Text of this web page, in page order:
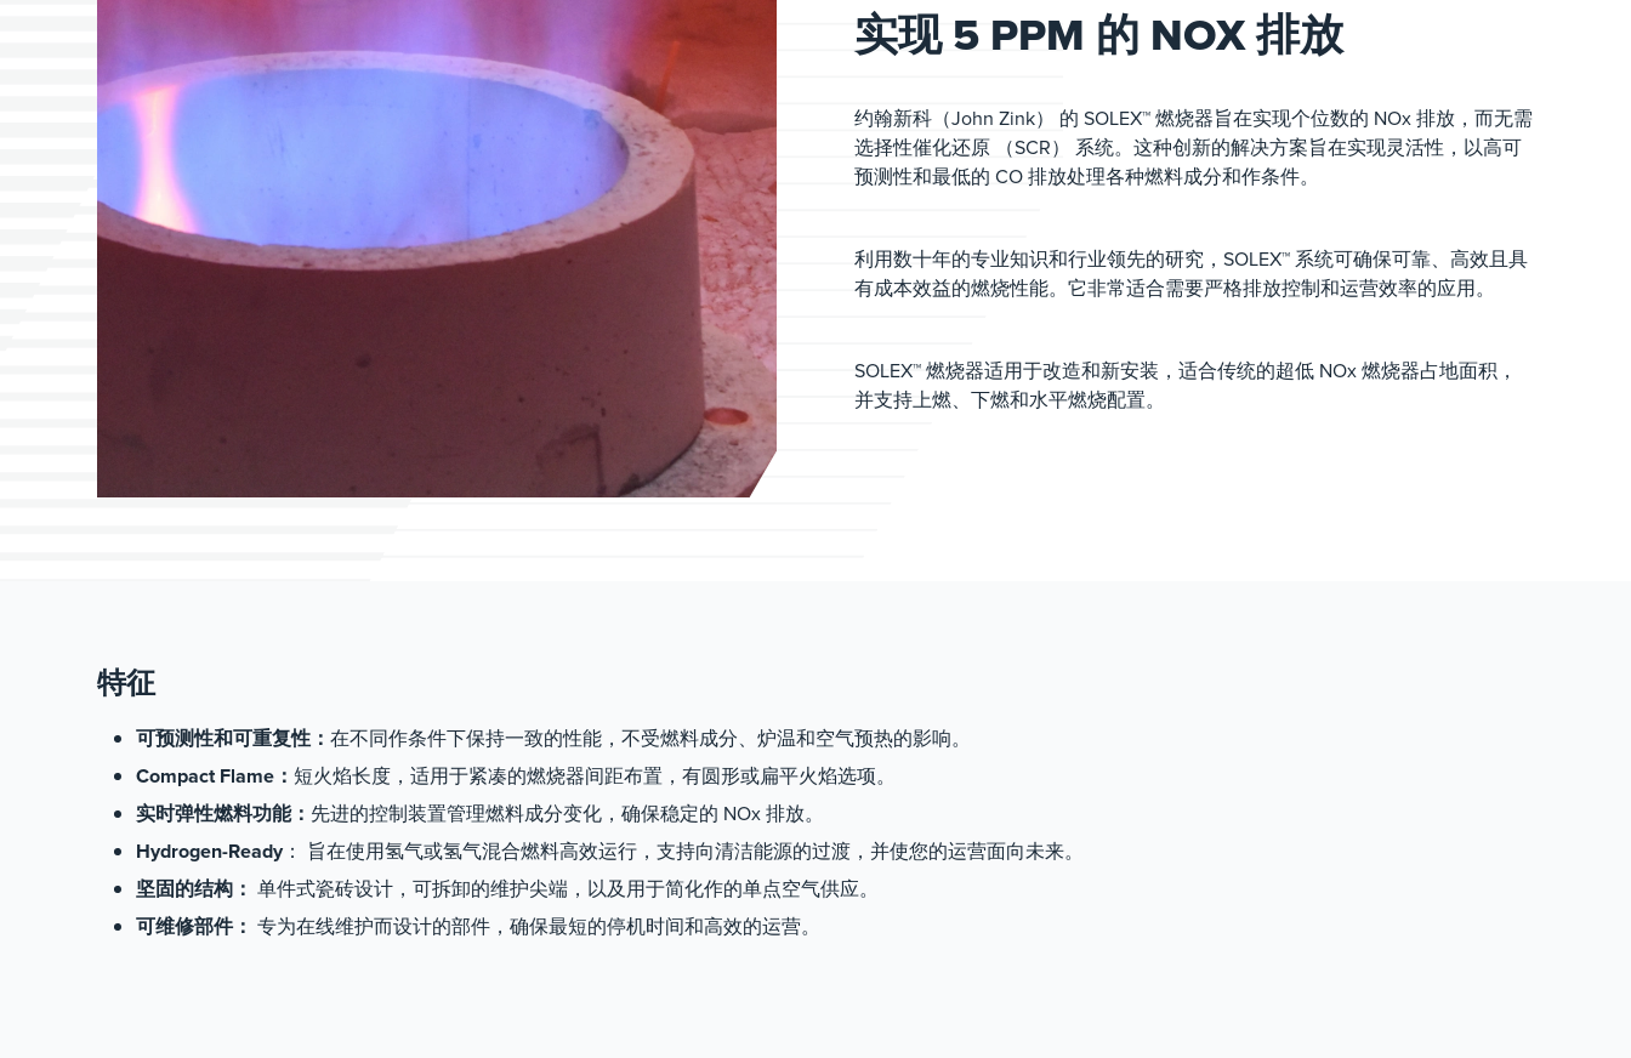
实现 5 PPM 的 NOX 排放
约翰新科（John Zink） 的 SOLEX™ 燃烧器旨在实现个位数的 NOx 排放，而无需
选择性催化还原 （SCR） 系统。这种创新的解决方案旨在实现灵活性，以高可
预测性和最低的 CO 排放处理各种燃料成分和作条件。
利用数十年的专业知识和行业领先的研究，SOLEX™ 系统可确保可靠、高效且具
有成本效益的燃烧性能。它非常适合需要严格排放控制和运营效率的应用。
SOLEX™ 燃烧器适用于改造和新安装，适合传统的超低 NOx 燃烧器占地面积，
并支持上燃、下燃和水平燃烧配置。
特征
可预测性和可重复性： 在不同作条件下保持一致的性能，不受燃料成分、炉温和空气预热的影响。
Compact Flame： 短火焰长度，适用于紧凑的燃烧器间距布置，有圆形或扁平火焰选项。
实时弹性燃料功能： 先进的控制装置管理燃料成分变化，确保稳定的 NOx 排放。
Hydrogen-Ready： 旨在使用氢气或氢气混合燃料高效运行，支持向清洁能源的过渡，并使您的运营面向未来。
坚固的结构： 单件式瓷砖设计，可拆卸的维护尖端，以及用于简化作的单点空气供应。
可维修部件： 专为在线维护而设计的部件，确保最短的停机时间和高效的运营。